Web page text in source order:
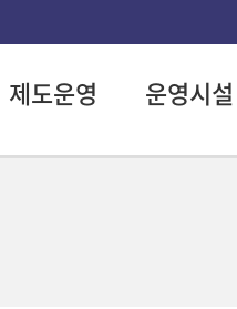
제도운영 운영시설